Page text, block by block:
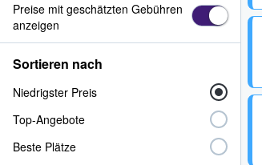
Preise mit geschätzten Gebühren
anzeigen
Sortieren nach
Niedrigster Preis
Top-Angebote
Beste Plätze